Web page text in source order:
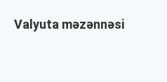
Valyuta məzənnəsi